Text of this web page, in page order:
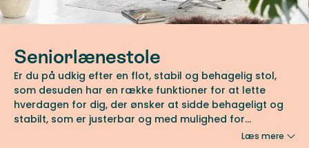
Seniorlænestole
Er du på udkig efter en flot, stabil og behagelig stol,
som desuden har en række funktioner for at lette
hverdagen for dig, der ønsker at sidde behageligt og
stabilt, som er justerbar og med mulighed for
rejsehjælp takket være det såkaldte lift-up-system?
Læs mere